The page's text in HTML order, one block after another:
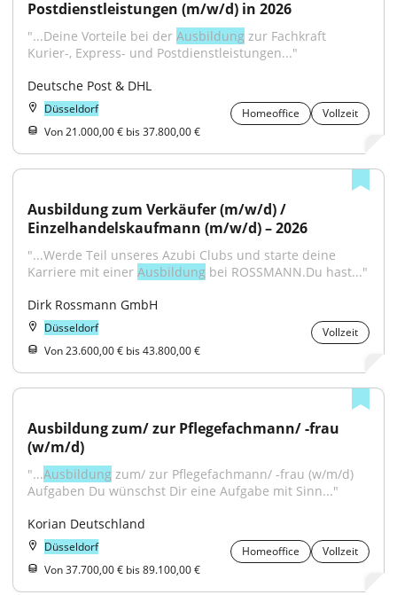
Postdienstleistungen (m/w/d) in 2026
"...Deine Vorteile bei der Ausbildung zur Fachkraft
Kurier-, Express- und Postdienstleistungen..."
Deutsche Post & DHL
Düsseldorf Homeoffice
Vollzeit
Von 21.000,00 € bis 37.800,00 €
Ausbildung zum Verkäufer (m/w/d) /
Einzelhandelskaufmann (m/w/d) – 2026
"...Werde Teil unseres Azubi Clubs und starte deine
Karriere mit einer Ausbildung bei ROSSMANN.Du hast..."
Dirk Rossmann GmbH
Düsseldorf
Vollzeit
Von 23.600,00 € bis 43.800,00 €
Ausbildung zum/ zur Pflegefachmann/ -frau
(w/m/d)
"...Ausbildung zum/ zur Pflegefachmann/ -frau (w/m/d)
Aufgaben Du wünschst Dir eine Aufgabe mit Sinn..."
Korian Deutschland
Düsseldorf Homeoffice
Vollzeit
Von 37.700,00 € bis 89.100,00 €